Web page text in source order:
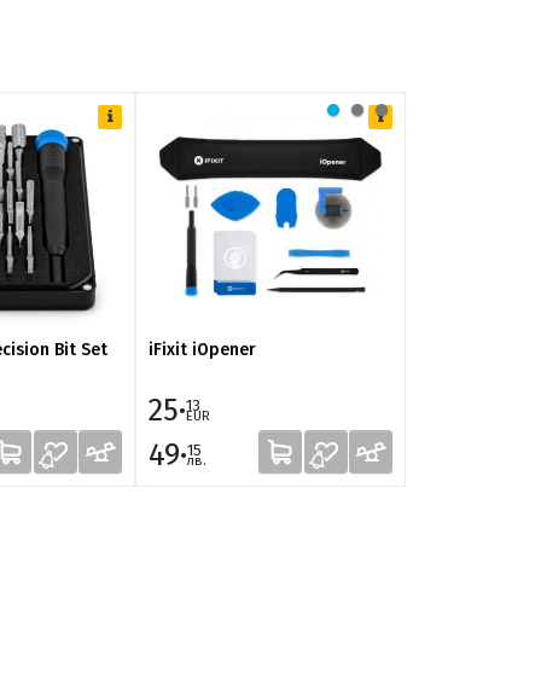
Bit Set iFixit iOpener
25·13
EUR
49·15
лв.